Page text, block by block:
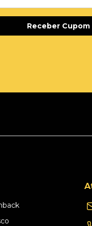
Receber Cupom